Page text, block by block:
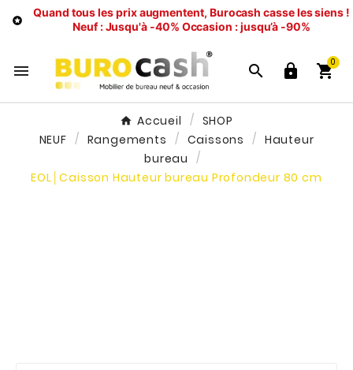

Quand tous les prix augmentent, Burocash casse les siens !
Neuf : Jusqu'à -40% Occasion : jusqu’à -90%
   
0
Accueil
SHOP
NEUF
Rangements Caissons
Hauteur
bureau
EOL│Caisson Hauteur bureau Profondeur 80 cm